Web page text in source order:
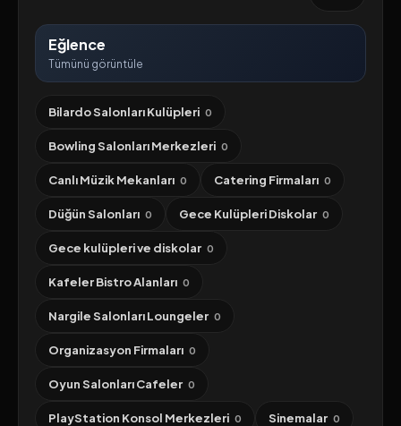
Eğlence
Tümünü görüntüle
Bilardo Salonları Kulüpleri 0
Bowling Salonları Merkezleri 0
Canlı Müzik Mekanları 0 Catering Firmaları 0
Düğün Salonları 0 Gece Kulüpleri Diskolar 0
Gece kulüpleri ve diskolar 0
Kafeler Bistro Alanları 0
Nargile Salonları Loungeler 0
Organizasyon Firmaları 0
Oyun Salonları Cafeler 0
PlayStation Konsol Merkezleri 0 Sinemalar 0